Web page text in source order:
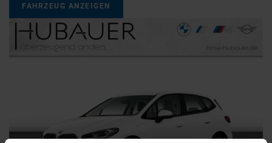
FAHRZEUG ANZEIGEN